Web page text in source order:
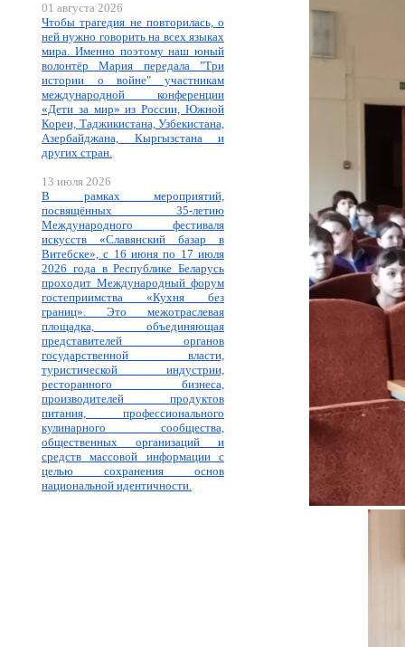
01 августа 2026
Чтобы трагедия не повторилась, о
ней нужно говорить на всех языках
мира. Именно поэтому наш юный
волонтёр Мария передала "Три
истории о войне" участникам
международной конференции
«Дети за мир» из России, Южной
Кореи, Таджикистана, Узбекистана,
Азербайджана, Кыргызстана и
других стран.
13 июля 2026
В рамках мероприятий,
посвящённых 35-летию
Международного фестиваля
искусств «Славянский базар в
Витебске», с 16 июня по 17 июля
2026 года в Республике Беларусь
проходит Международный форум
гостеприимства «Кухня без
границ». Это межотраслевая
площадка, объединяющая
представителей органов
государственной власти,
туристической индустрии,
ресторанного бизнеса,
производителей продуктов
питания, профессионального
кулинарного сообщества,
общественных организаций и
средств массовой информации с
целью сохранения основ
национальной идентичности.